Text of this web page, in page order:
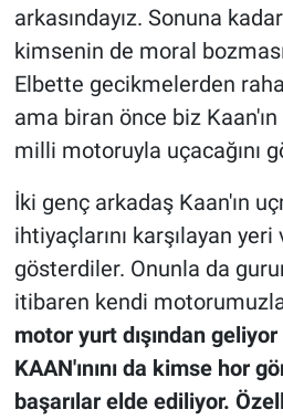
arkasındayız. Sonuna
kimsenin de moral
Elbette gecikmelerden
ama biran önce biz
milli motoruyla uçacağını
İki genç arkadaş Kaan'ın
ihtiyaçlarını karşılayan
gösterdiler. Onunla da
itibaren kendi
motor yurt dışından geliyor
KAAN'ınını da kimse hor
başarılar elde ediliyor.